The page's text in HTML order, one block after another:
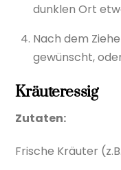
dunklen Ort
Nach dem
gewünscht,
Kräuteressig
Zutaten:
Frische Kräuter